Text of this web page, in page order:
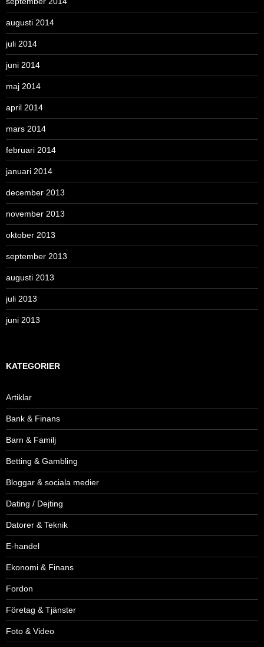
augusti 2014
juli 2014
juni 2014
maj 2014
april 2014
mars 2014
februari 2014
januari 2014
december 2013
november 2013
oktober 2013
september 2013
augusti 2013
juli 2013
juni 2013
KATEGORIER
Artiklar
Bank & Finans
Barn & Familj
Betting & Gambling
Bloggar & sociala medier
Dating / Dejting
Datorer & Teknik
E-handel
Ekonomi & Finans
Fordon
Företag & Tjänster
Foto & Video